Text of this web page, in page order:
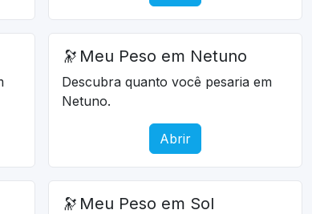
🔭 Meu Peso em Netuno
Descubra quanto você pesaria em
Netuno.
Abrir
🔭 Meu Peso em Sol